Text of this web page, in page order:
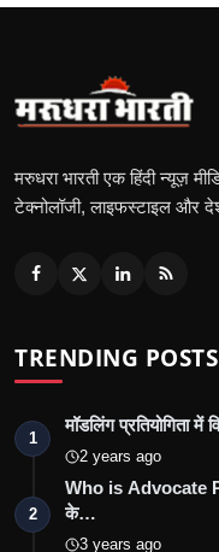
मरुधरा भारती एक हिंदी न्यूज़
टेक्नोलॉजी, लाइफस्टाइल और
TRENDING POSTS
1
मॉडलिंग प्रतियोगिता में
2 years ago
2
Who is Advocate
के…
3 years ago